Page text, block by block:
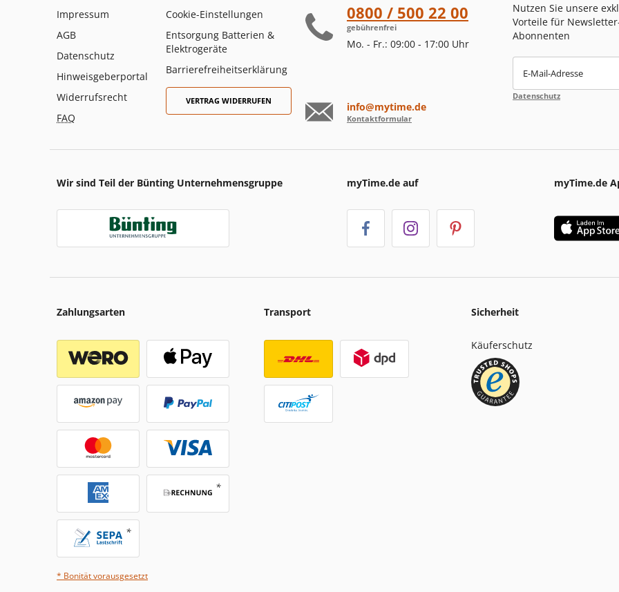
Impressum
AGB
Datenschutz
Hinweisgeberportal
Widerrufsrecht
FAQ
Cookie-Einstellungen
Entsorgung Batterien &
Elektrogeräte
Barrierefreiheitserklärung
VERTRAG WIDERRUFEN
0800 / 500 22 00
gebührenfrei
Mo. - Fr.: 09:00 - 17:00 Uhr
info@mytime.de
Kontaktformular
Nutzen Sie unsere
Vorteile für
Abonnenten
E-Mail-Adresse
Datenschutz
Wir sind Teil der Bünting Unternehmensgruppe myTime.de auf myTime.de
Zahlungsarten
* Bonität vorausgesetzt
Transport Sicherheit
Käuferschutz